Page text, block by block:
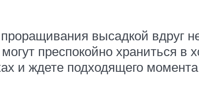
высадкой вдруг
преспокойно храниться в
и ждете подходящего